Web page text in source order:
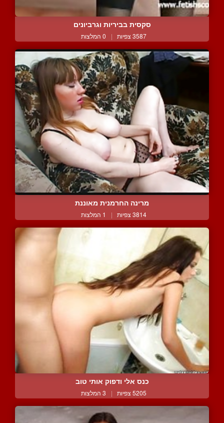
סקסית בביריות וגרביונים
3587 צפיות | 0 המלצות
מרינה החרמנית מאוננת
3814 צפיות | 1 המלצות
כנס אלי ודפוק אותי טוב
5205 צפיות | 3 המלצות